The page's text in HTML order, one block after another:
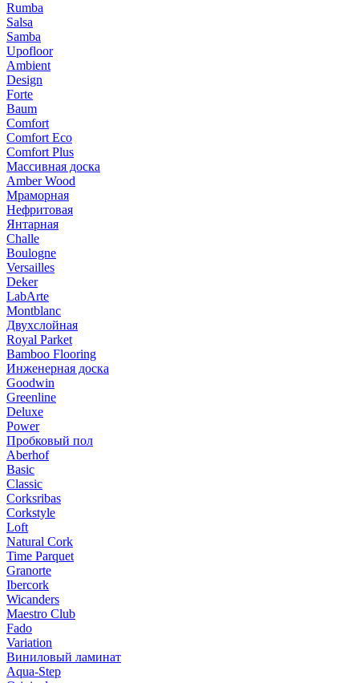
Rumba
Salsa
Samba
Upofloor
Ambient
Design
Forte
Baum
Comfort
Comfort Eco
Comfort Plus
Массивная доска
Amber Wood
Мраморная
Нефритовая
Янтарная
Challe
Boulogne
Versailles
Deker
LabArte
Montblanc
Двухслойная
Royal Parket
Bamboo Flooring
Инженерная доска
Goodwin
Greenline
Deluxe
Power
Пробковый пол
Aberhof
Basic
Classic
Corksribas
Corkstyle
Loft
Natural Cork
Time Parquet
Granorte
Ibercork
Wicanders
Мaestro Club
Fado
Variation
Виниловый ламинат
Aqua-Step